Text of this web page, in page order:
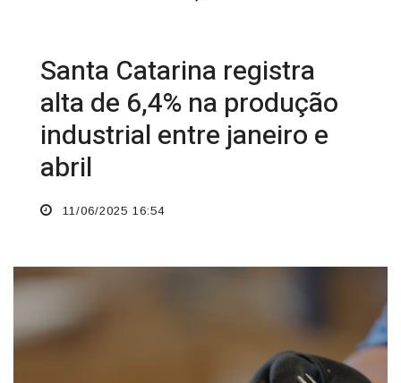
Santa Catarina registra
alta de 6,4% na produção
industrial entre janeiro e
abril
11/06/2025 16:54